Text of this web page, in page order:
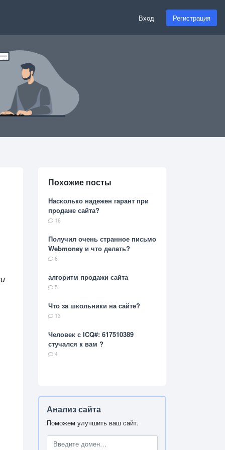
Вход Регистрация
Похожие посты
Насколько надежен гарант при
продаже сайта?
16
Получил очень странное письмо
Webmoney и что делать?
8
алгоритм продажи сайта
5
Что за школьники на сайте?
13
Человек с ICQ#: 617510389
стучался к вам ?
4
Анализ сайта
Поможем улучшить ваш сайт.